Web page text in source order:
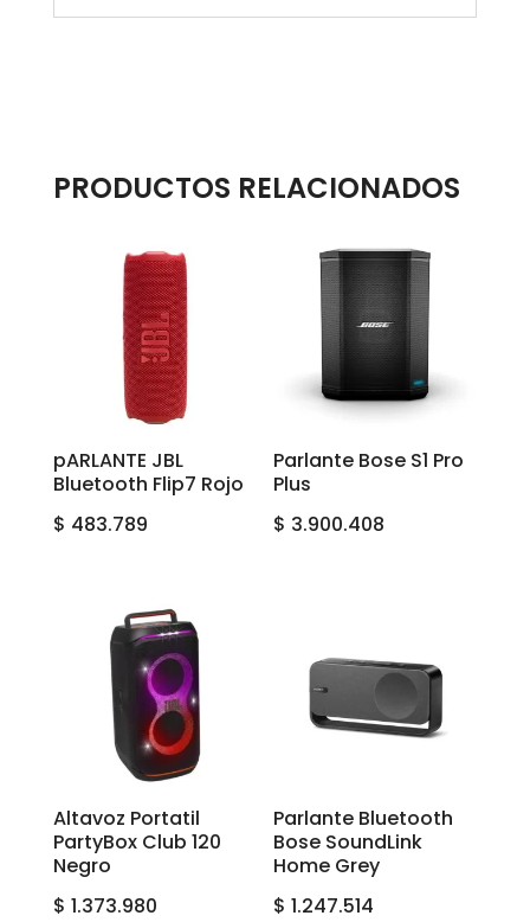
PRODUCTOS RELACIONADOS
pARLANTE JBL
Bluetooth Flip7 Rojo
$ 483.789
Parlante Bose S1 Pro
Plus
$ 3.900.408
Altavoz Portatil
PartyBox Club 120
Negro
$ 1.373.980
Parlante Bluetooth
Bose SoundLink
Home Grey
$ 1.247.514